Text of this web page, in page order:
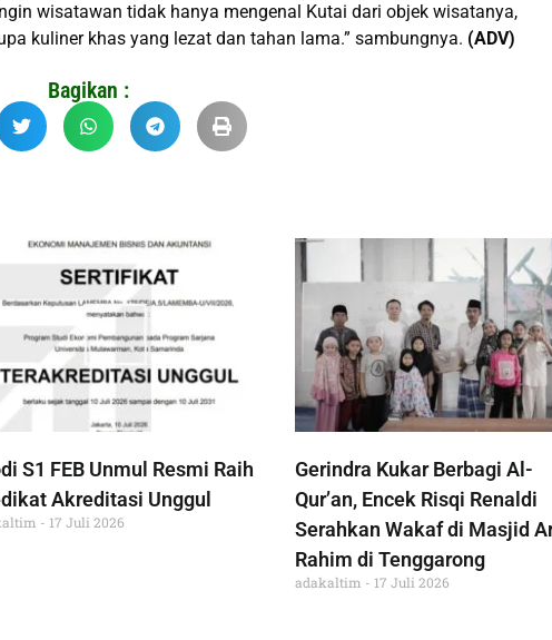
wisatawan tidak hanya mengenal Kutai dari objek wisatanya,
kuliner khas yang lezat dan tahan lama.” sambungnya. (ADV)
Bagikan :
S1 FEB Unmul Resmi Raih
Akreditasi Unggul
17 Juli 2026
Gerindra Kukar Berbagi Al-
Qur’an, Encek Risqi Renaldi
Serahkan Wakaf di Masjid
Rahim di Tenggarong
adakaltim 17 Juli 2026